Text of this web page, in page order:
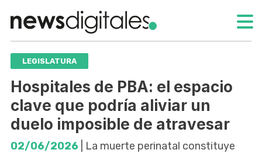
LEGISLATURA
Hospitales de PBA: el espacio
clave que podría aliviar un
duelo imposible de atravesar
02/06/2026 | La muerte perinatal constituye